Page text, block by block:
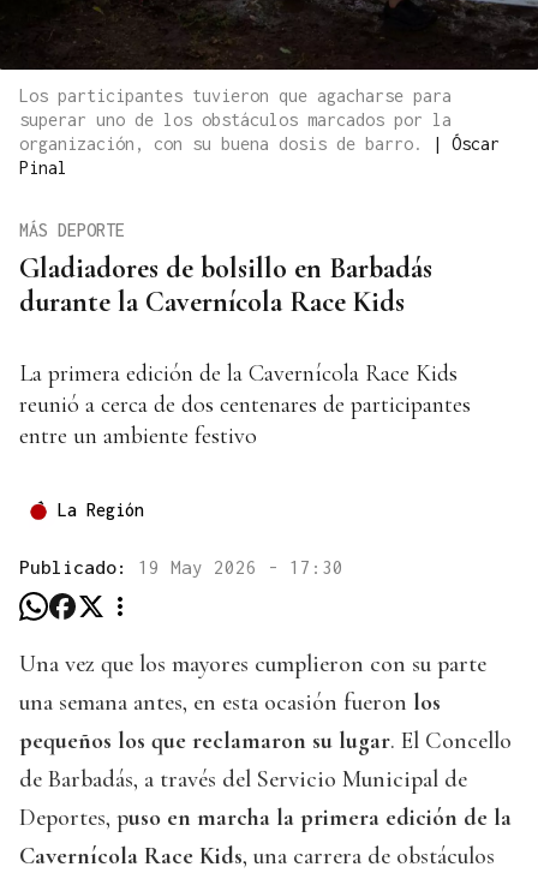
Los participantes tuvieron que agacharse para
superar uno de los obstáculos marcados por la
organización, con su buena dosis de barro.
| Óscar
Pinal
Gladiadores de bolsillo en Barbadás
durante la Cavernícola Race Kids
MÁS DEPORTE
La primera edición de la Cavernícola Race Kids
reunió a cerca de dos centenares de participantes
entre un ambiente festivo
La Región
Publicado: 19 May 2026 - 17:30
Una vez que los mayores cumplieron con su parte
una semana antes, en esta ocasión fueron los
pequeños los que reclamaron su lugar. El Concello
de Barbadás, a través del Servicio Municipal de
Deportes, puso en marcha la primera edición de la
Cavernícola Race Kids, una carrera de obstáculos